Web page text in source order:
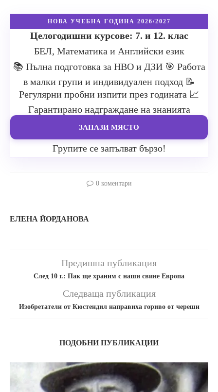
НОВА УЧЕБНА ГОДИНА 2026/2027
Целогодишни курсове: 7. и 12. клас
БЕЛ, Математика и Английски език
📚 Пълна подготовка за НВО и ДЗИ 🎯 Работа
в малки групи и индивидуален подход 📝
Регулярни пробни изпити през годината 📈
Гарантирано надграждане на знанията
ЗАПАЗИ МЯСТО
Групите се запълват бързо!
0 коментари
ЕЛЕНА ЙОРДАНОВА
Предишна публикация
След 10 г.: Пак ще храним с наши свине Европа
Следваща публикация
Изобретатели от Кюстендил направиха гориво от череши
ПОДОБНИ ПУБЛИКАЦИИ